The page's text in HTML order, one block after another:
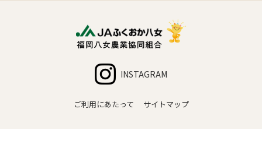
INSTAGRAM
ご利用にあたって サイトマップ